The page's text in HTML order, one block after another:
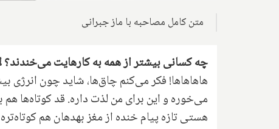
متن کامل مصاحبه با ماز جبرانی
چه کسانی بیشتر از همه به کارهایت می‌خندند؟
هاهاهاها! فکر می‌کنم چاق‌ها، شاید چون انرژی
می‌خوره و این برای من لذت داره. قد کوتاه‌ها
هستی تازه پیام خنده از مغز بهدهان هم